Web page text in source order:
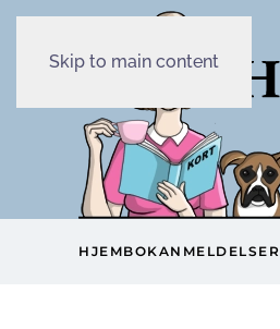
Skip to main content
HJEMBOKANMELDELSER